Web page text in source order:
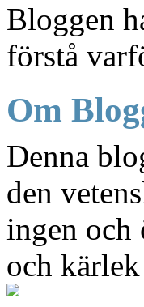
Bloggen
förstå
Om
Denna
den
ingen och
och